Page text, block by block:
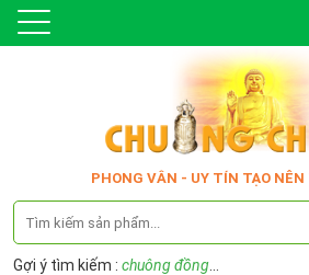
PHONG VÂN - UY TÍN TẠO
Gợi ý tìm kiếm : chuông đồng